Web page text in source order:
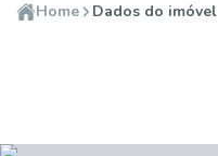
Home Dados do imóvel